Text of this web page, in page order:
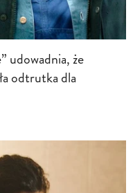
udowadnia, że
odtrutka dla